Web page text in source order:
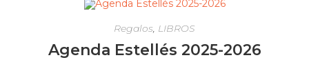
Regalos, LIBROS
Agenda Estellés 2025-2026